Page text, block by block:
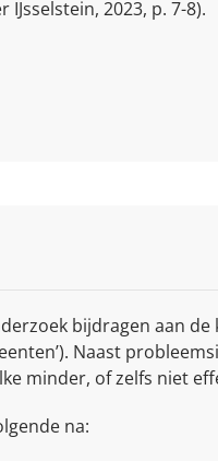
2023, p. 7-8).
bijdragen aan
Naast
minder, of zelfs niet
na: